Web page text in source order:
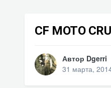
CF MOTO
Автор Dgerri
31 марта,